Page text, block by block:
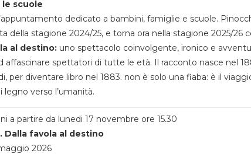
scuole
dedicato a bambini, famiglie e scuole.
della stagione 2024/25, e torna ora nella stagione 2025/26
al destino:uno spettacolo coinvolgente, ironico e
affascinare spettatori di tutte le età. Il racconto nasce nel
per diventare libro nel 1883. non è solo una fiaba: è il
legno verso l’umanità.
a partire da lunedi 17 novembre ore 15.30
Dalla favola al destino
2026